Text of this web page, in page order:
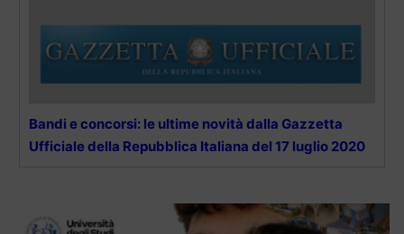
Bandi e concorsi: le ultime novità dalla Gazzetta
Ufficiale della Repubblica Italiana del 17 luglio 2020